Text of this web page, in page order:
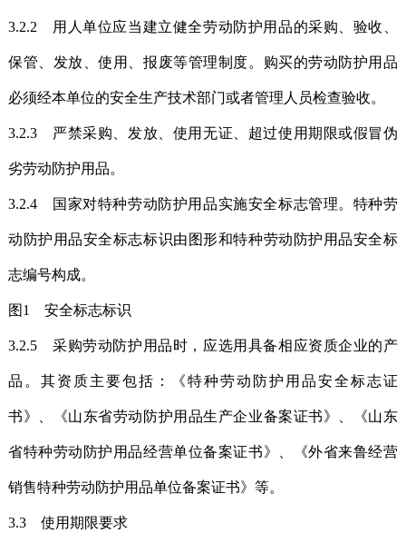
3.2.2 用人单位应当建立健全劳动防护用品的采购、验收、
保管、发放、使用、报废等管理制度。购买的劳动防护用品
必须经本单位的安全生产技术部门或者管理人员检查验收。
3.2.3 严禁采购、发放、使用无证、超过使用期限或假冒伪
劣劳动防护用品。
3.2.4 国家对特种劳动防护用品实施安全标志管理。特种劳
动防护用品安全标志标识由图形和特种劳动防护用品安全标
志编号构成。
图1 安全标志标识
3.2.5 采购劳动防护用品时，应选用具备相应资质企业的产
品。其资质主要包括：《特种劳动防护用品安全标志证
书》、《山东省劳动防护用品生产企业备案证书》、《山东
省特种劳动防护用品经营单位备案证书》、《外省来鲁经营
销售特种劳动防护用品单位备案证书》等。
3.3 使用期限要求